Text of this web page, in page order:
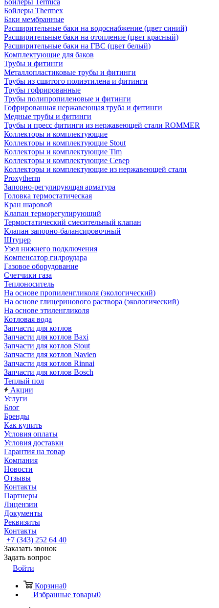
Бойлеры Termica
Бойлеры Thermex
Баки мембранные
Расширительные баки на водоснабжение (цвет синий)
Расширительные баки на отопление (цвет красный)
Расширительные баки на ГВС (цвет белый)
Комплектующие для баков
Трубы и фитинги
Металлопластиковые трубы и фитинги
Трубы из сшитого полиэтилена и фитинги
Трубы гофрированные
Трубы полипропиленовые и фитинги
Гофрированная нержавеющая труба и фитинги
Медные трубы и фитинги
Трубы и пресс фитинги из нержавеющей стали ROMMER
Коллекторы и комплектующие
Коллекторы и комплектующие Stout
Коллекторы и комплектующие Tim
Коллекторы и комплектующие Север
Коллекторы и комплектующие из нержавеющей стали
Proxytherm
Запорно-регулирующая арматура
Головка термостатическая
Кран шаровой
Клапан терморегулирующий
Термостатический смесительный клапан
Клапан запорно-балансировочный
Штуцер
Узел нижнего подключения
Компенсатор гидроудара
Газовое оборудование
Счетчики газа
Теплоноситель
На основе пропиленгликоля (экологический)
На основе глицеринового раствора (экологический)
На основе этиленгликоля
Котловая вода
Запчасти для котлов
Запчасти для котлов Baxi
Запчасти для котлов Stout
Запчасти для котлов Navien
Запчасти для котлов Rinnai
Запчасти для котлов Bosch
Теплый пол
Акции
Услуги
Блог
Бренды
Как купить
Условия оплаты
Условия доставки
Гарантия на товар
Компания
Новости
Отзывы
Контакты
Партнеры
Лицензии
Документы
Реквизиты
Контакты
+7 (343) 252 64 40
Заказать звонок
Задать вопрос
Войти
Корзина0
Избранные товары0